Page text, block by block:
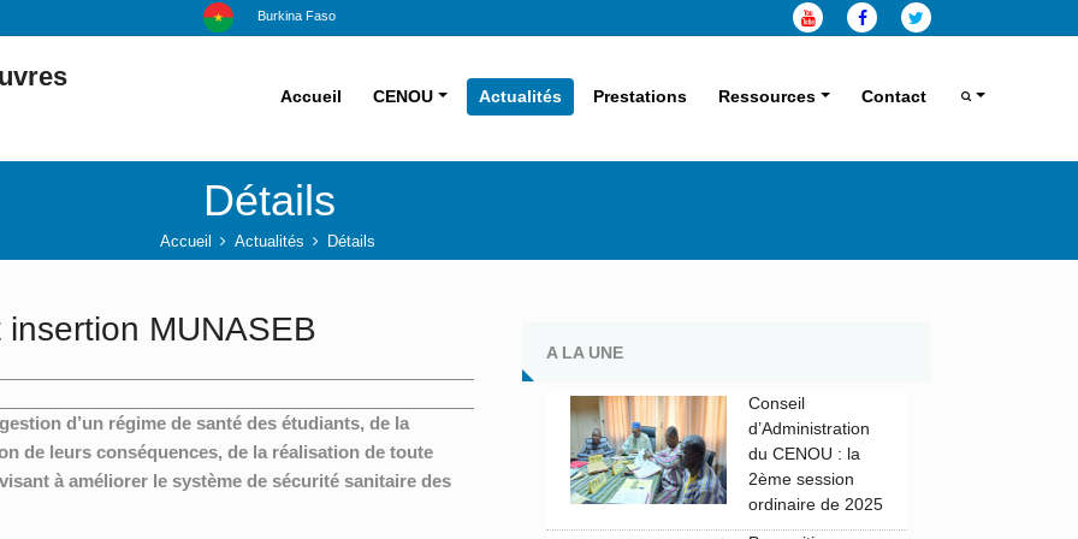
Burkina Faso
Accueil CENOU Actualités Prestations Ressources Contact
Détails
Accueil Actualités Détails
MUNASEB
d’un régime de santé des étudiants, de la
de leurs conséquences, de la réalisation de toute
à améliorer le système de sécurité sanitaire des
A LA UNE
Conseil
d’Administration
du CENOU : la
2ème session
ordinaire de 2025